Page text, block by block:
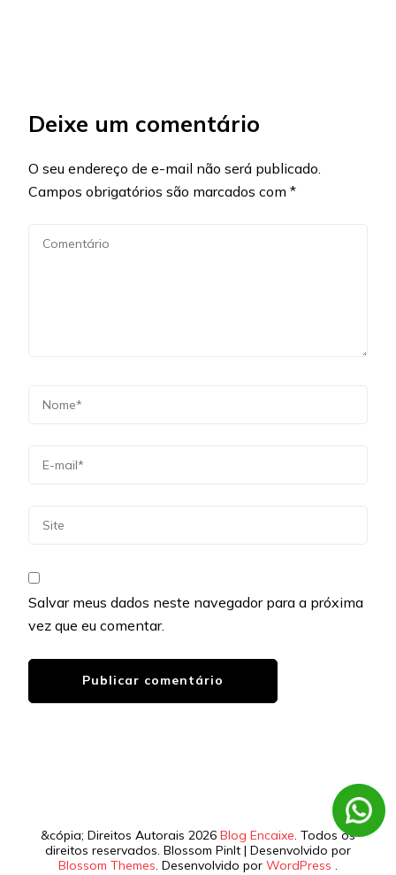
Deixe um comentário
O seu endereço de e-mail não será publicado.
Campos obrigatórios são marcados com *
Salvar meus dados neste navegador para a próxima
vez que eu comentar.
&cópia; Direitos Autorais 2026 Blog Encaixe. Todos os
direitos reservados. Blossom PinIt | Desenvolvido por
Blossom Themes. Desenvolvido por WordPress .